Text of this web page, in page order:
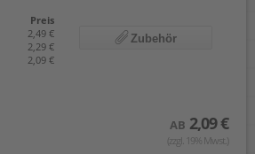
Preis
2,49 €
2,29 €
2,09 €
Zubehör
AB 2,09 €
(zzgl. 19% Mwst.)